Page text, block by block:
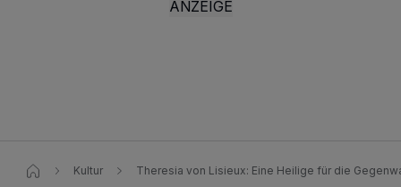
Kultur Theresia von Lisieux: Eine Heilige für die